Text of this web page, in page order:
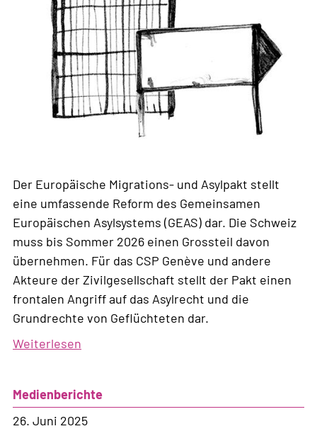
Der Europäische Migrations- und Asylpakt stellt
eine umfassende Reform des Gemeinsamen
Europäischen Asylsystems (GEAS) dar. Die Schweiz
muss bis Sommer 2026 einen Grossteil davon
übernehmen. Für das CSP Genève und andere
Akteure der Zivilgesellschaft stellt der Pakt einen
frontalen Angriff auf das Asylrecht und die
Grundrechte von Geflüchteten dar.
Weiterlesen
Umsetzung
des
Medienberichte
26. Juni 2025